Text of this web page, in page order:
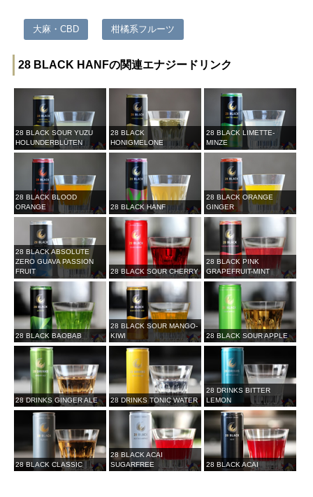
大麻・CBD 柑橘系フルーツ
28 BLACK HANFの関連エナジードリンク
28 BLACK SOUR YUZU
HOLUNDERBLÜTEN
28 BLACK
HONIGMELONE
28 BLACK LIMETTE-
MINZE
28 BLACK BLOOD
ORANGE
28 BLACK HANF
28 BLACK ORANGE
GINGER
28 BLACK ABSOLUTE
ZERO GUAVA PASSION
FRUIT
28 BLACK SOUR CHERRY
28 BLACK PINK
GRAPEFRUIT-MINT
28 BLACK BAOBAB
28 BLACK SOUR MANGO-
KIWI
28 BLACK SOUR APPLE
28 DRINKS GINGER ALE 28 DRINKS TONIC WATER
28 DRINKS BITTER
LEMON
28 BLACK CLASSIC
28 BLACK ACAI
SUGARFREE
28 BLACK ACAI